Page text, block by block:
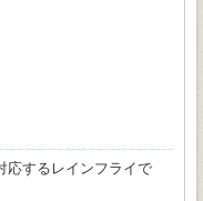
応するレインフライで